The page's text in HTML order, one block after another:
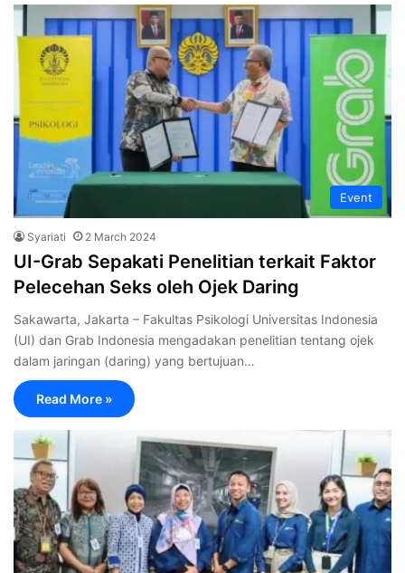
Event
Syariati 2 March 2024
UI-Grab Sepakati Penelitian terkait Faktor
Pelecehan Seks oleh Ojek Daring
Sakawarta, Jakarta – Fakultas Psikologi Universitas Indonesia
(UI) dan Grab Indonesia mengadakan penelitian tentang ojek
dalam jaringan (daring) yang bertujuan…
Read More »